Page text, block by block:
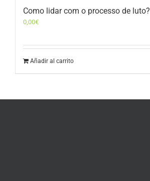
Como lidar com o processo de luto?
0,00€
Añadir al carrito